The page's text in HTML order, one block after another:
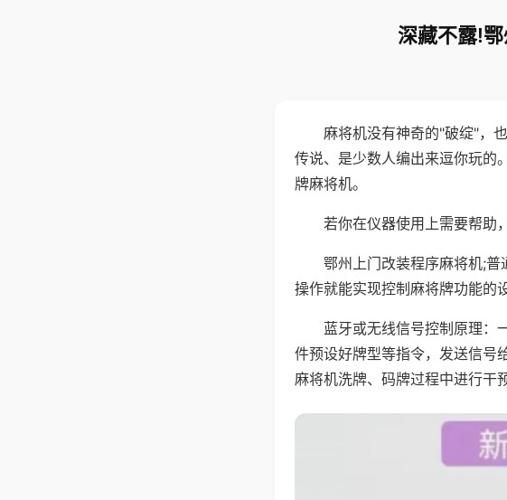
深藏不露!
麻将机没有神奇的"破绽"，
传说、是少数人编出来逗你玩的
牌麻将机。
若你在仪器使用上需要帮助
鄂州上门改装程序麻将机;
操作就能实现控制麻将牌功能的
蓝牙或无线信号控制原理：
件预设好牌型等指令，发送信号
麻将机洗牌、码牌过程中进行干